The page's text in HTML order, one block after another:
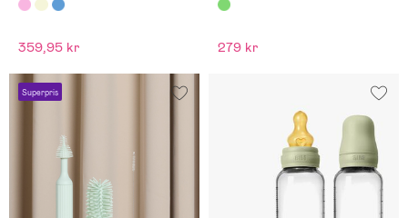
359,95 kr 279 kr
Superpris